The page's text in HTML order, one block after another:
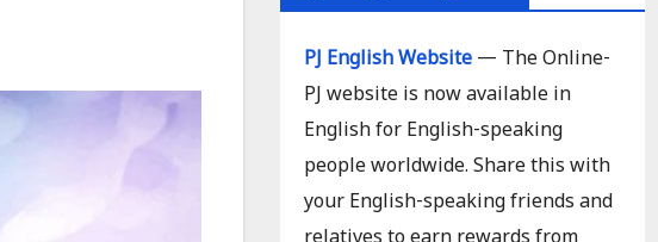
PJ English Website— The Online-
PJ website is now available in
English for English-speaking
people worldwide. Share this with
your English-speaking friends and